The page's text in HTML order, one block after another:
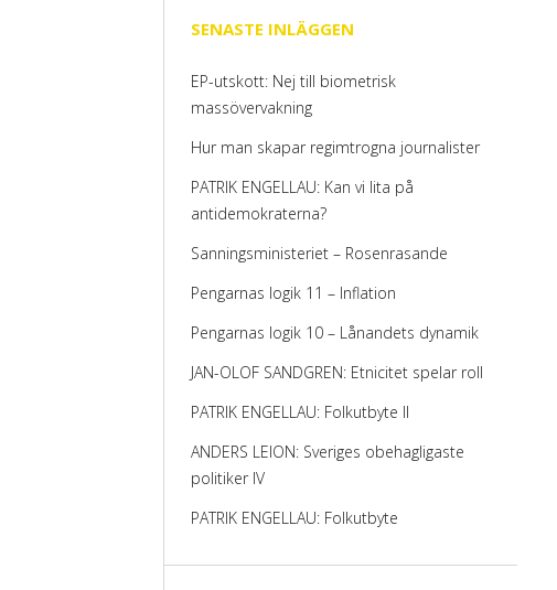
SENASTE INLÄGGEN
EP-utskott: Nej till biometrisk
massövervakning
Hur man skapar regimtrogna journalister
PATRIK ENGELLAU: Kan vi lita på
antidemokraterna?
Sanningsministeriet – Rosenrasande
Pengarnas logik 11 – Inflation
Pengarnas logik 10 – Lånandets dynamik
JAN-OLOF SANDGREN: Etnicitet spelar roll
PATRIK ENGELLAU: Folkutbyte II
ANDERS LEION: Sveriges obehagligaste
politiker IV
PATRIK ENGELLAU: Folkutbyte